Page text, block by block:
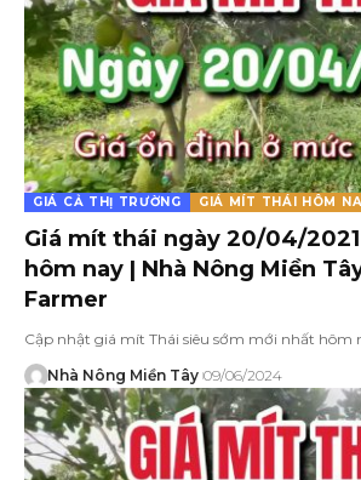
GIÁ CẢ THỊ TRƯỜNG GIÁ MÍT THÁI HÔM
Giá mít thái ngày 20/04/
hôm nay | Nhà Nông Miền
Farmer
Cập nhật giá mít Thái siêu sớm mới nhất hôm
Nhà Nông Miền Tây 09/06/2024